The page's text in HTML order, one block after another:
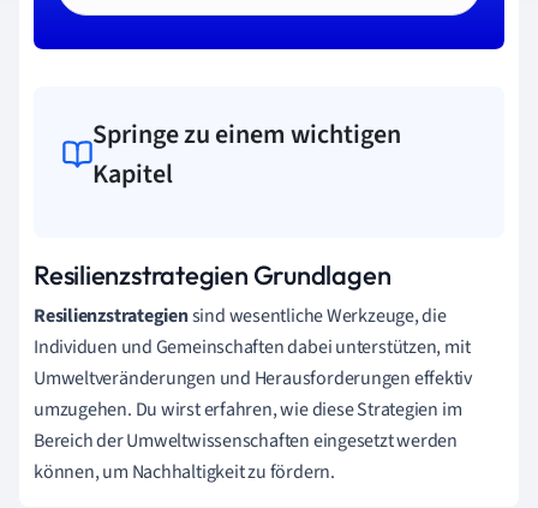
Springe zu einem wichtigen
Kapitel
Resilienzstrategien Grundlagen
Resilienzstrategiensind wesentliche Werkzeuge, die
Individuen und Gemeinschaften dabei unterstützen, mit
Umweltveränderungen und Herausforderungen effektiv
umzugehen. Du wirst erfahren, wie diese Strategien im
Bereich der Umweltwissenschaften eingesetzt werden
können, um Nachhaltigkeit zu fördern.